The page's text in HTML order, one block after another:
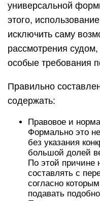
универсальной
этого,
исключить саму
рассмотрения
особые требования
Правильно
содержать:
Правовое и
Формально это
без указания
большой долей
По этой причине
составлять с
согласно
подавать